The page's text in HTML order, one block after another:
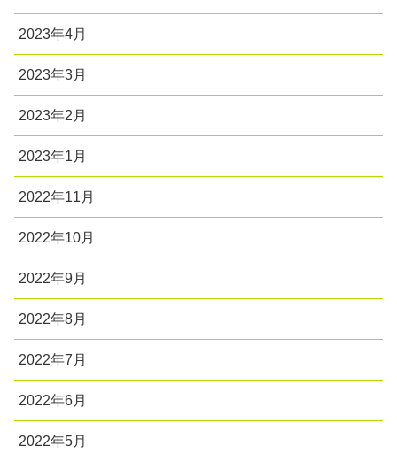
2023年4月
2023年3月
2023年2月
2023年1月
2022年11月
2022年10月
2022年9月
2022年8月
2022年7月
2022年6月
2022年5月